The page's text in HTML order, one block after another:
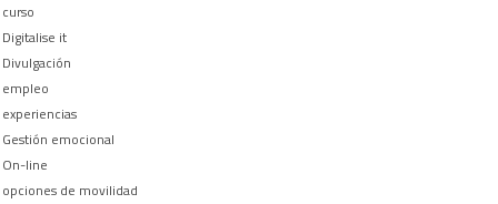
curso
Digitalise it
Divulgación
empleo
experiencias
Gestión emocional
On-line
opciones de movilidad